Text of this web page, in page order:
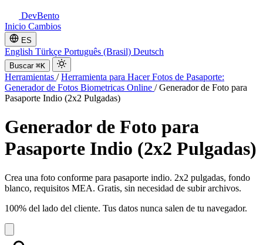
DevBento
Inicio Cambios
ES
English Türkçe Português (Brasil) Deutsch
Buscar ⌘K
Herramientas / Herramienta para Hacer Fotos de Pasaporte:
Generador de Fotos Biometricas Online / Generador de Foto para
Pasaporte Indio (2x2 Pulgadas)
Generador de Foto para
Pasaporte Indio (2x2 Pulgadas)
Crea una foto conforme para pasaporte indio. 2x2 pulgadas, fondo
blanco, requisitos MEA. Gratis, sin necesidad de subir archivos.
100% del lado del cliente. Tus datos nunca salen de tu navegador.